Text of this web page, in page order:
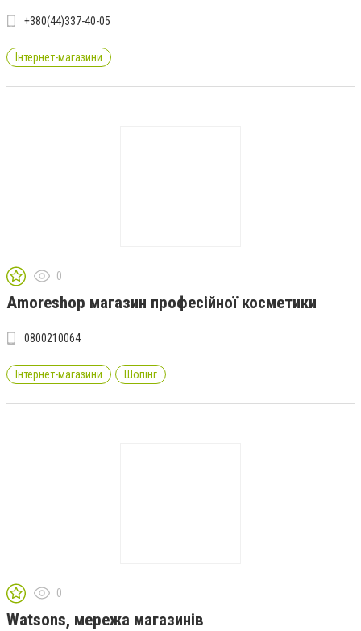
+380(44)337-40-05
Інтернет-магазини
0
Amoreshop магазин професійної косметики
0800210064
Інтернет-магазини Шопінг
0
Watsons, мережа магазинів